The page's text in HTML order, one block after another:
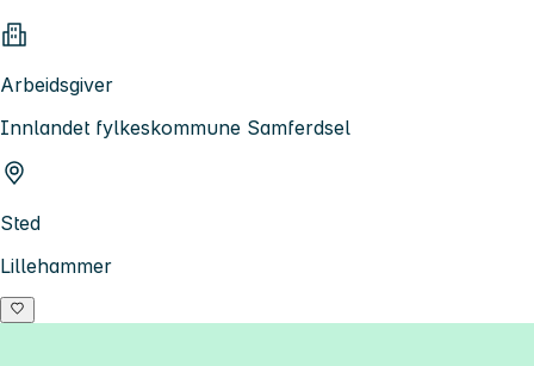
Arbeidsgiver
Innlandet fylkeskommune Samferdsel
Sted
Lillehammer